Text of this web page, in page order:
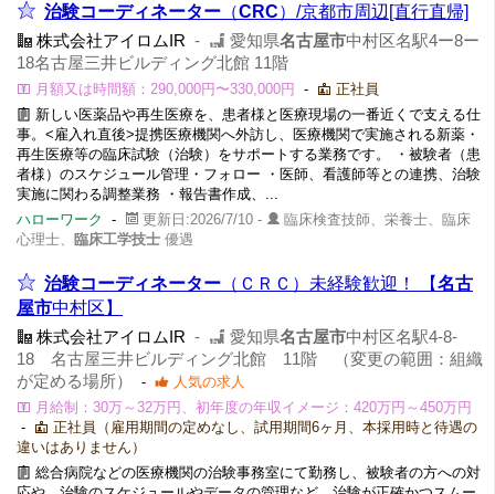
治験コーディネーター （CRC）/京都市周辺[直行直帰]
株式会社アイロムIR - 愛知県名古屋市中村区名駅4ー8ー
18名古屋三井ビルディング北館 11階
月額又は時間額：290,000円〜330,000円 -
正社員
新しい医薬品や再生医療を、患者様と医療現場の一番近くで支える仕
事。<雇入れ直後>提携医療機関へ外訪し、医療機関で実施される新薬・
再生医療等の臨床試験（治験）をサポートする業務です。 ・被験者（患
者様）のスケジュール管理・フォロー ・医師、看護師等との連携、治験
実施に関わる調整業務 ・報告書作成、...
ハローワーク
- 更新日:2026/7/10 -
臨床検査技師、栄養士、臨床
心理士、
臨床工学技士 優遇
治験コーディネーター （ＣＲＣ）未経験歓迎！ 【名古
屋市中村区】
株式会社アイロムIR - 愛知県名古屋市中村区名駅4-8-
18 名古屋三井ビルディング北館 11階 （変更の範囲：組織
が定める場所）
-
人気の求人
月給制：30万～32万円、初年度の年収イメージ：420万円～450万円
-
正社員（雇用期間の定めなし、試用期間6ヶ月、本採用時と待遇の
違いはありません）
総合病院などの医療機関の治験事務室にて勤務し、被験者の方への対